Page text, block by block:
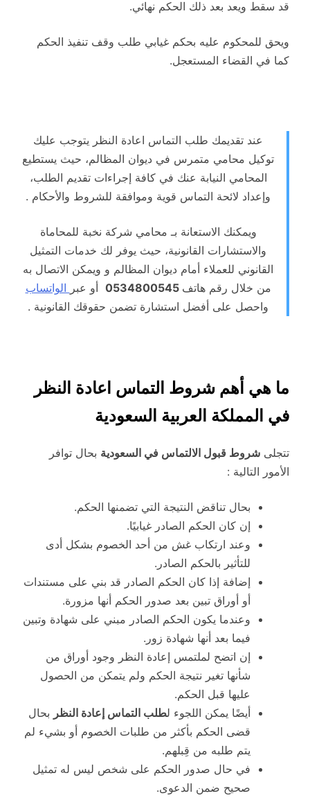
قد سقط ويعد بعد ذلك الحكم نهائي.
ويحق للمحكوم عليه بحكم غيابي طلب وقف تنفيذ الحكم
كما في القضاء المستعجل.
عند تقديمك طلب التماس اعادة النظر يتوجب عليك
توكيل محامي متمرس في ديوان المظالم، حيث يستطيع
المحامي النيابة عنك في كافة إجراءات تقديم الطلب،
وإعداد لائحة التماس قوية وموافقة للشروط والأحكام .
ويمكنك الاستعانة بـ محامي شركة نخبة للمحاماة
والاستشارات القانونية، حيث يوفر لك خدمات التمثيل
القانوني للعملاء أمام ديوان المظالم و ويمكن الاتصال به
من خلال رقم هاتف 0534800545 أو عبر الواتساب
واحصل على أفضل استشارة تضمن حقوقك القانونية .
ما هي أهم شروط التماس اعادة النظر
في المملكة العربية السعودية
تتجلى شروط قبول الالتماس في السعودية بحال توافر
الأمور التالية :
بحال تناقض النتيجة التي تضمنها الحكم.
إن كان الحكم الصادر غيابيًا.
وعند ارتكاب غش من أحد الخصوم بشكل أدى
للتأثير بالحكم الصادر.
إضافة إذا كان الحكم الصادر قد بني على مستندات
أو أوراق تبين بعد صدور الحكم أنها مزورة.
وعندما يكون الحكم الصادر مبني على شهادة وتبين
فيما بعد أنها شهادة زور.
إن اتضح لملتمس إعادة النظر وجود أوراق من
شأنها تغير نتيجة الحكم ولم يتمكن من الحصول
عليها قبل الحكم.
أيضًا يمكن اللجوء لطلب التماس إعادة النظر بحال
قضى الحكم بأكثر من طلبات الخصوم أو بشيء لم
يتم طلبه من قِبلهم.
في حال صدور الحكم على شخص ليس له تمثيل
صحيح ضمن الدعوى.